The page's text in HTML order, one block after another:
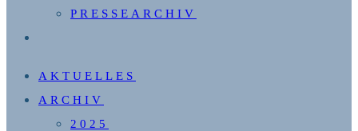
PRESSEARCHIV
UMSCHALTEN
AKTUELLES
ARCHIV
2025